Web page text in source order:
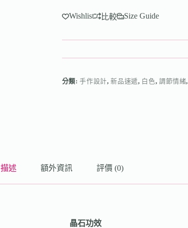
Wishlist 比較 Size Guide
分類:手作設計,新品速遞, 白色, 調節情緒,
描述 額外資訊 評價 (0)
晶石功效